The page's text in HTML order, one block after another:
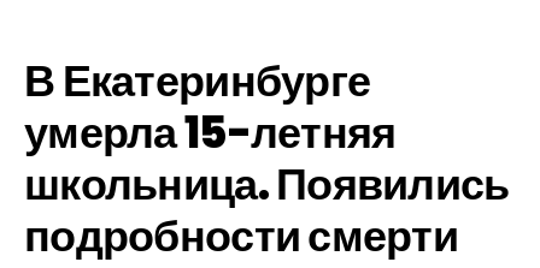
В Екатеринбурге
умерла 15-летняя
школьница. Появились
подробности смерти